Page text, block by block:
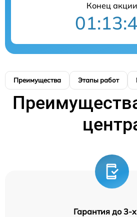
Конец акции
Преимущества Этапы работ
Гарантия до 3-х